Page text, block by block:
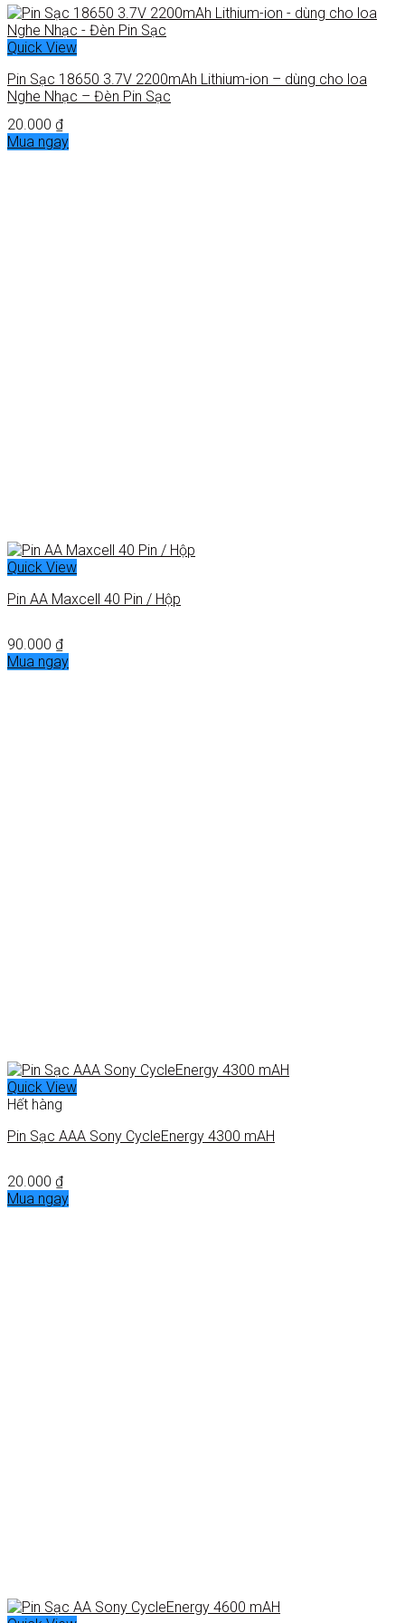
Quick View
Pin Sạc 18650 3.7V 2200mAh Lithium-ion – dùng cho loa
Nghe Nhạc – Đèn Pin Sạc
20.000 ₫
Mua ngay
Quick View
Pin AA Maxcell 40 Pin / Hộp
90.000 ₫
Mua ngay
Quick View
Hết hàng
Pin Sạc AAA Sony CycleEnergy 4300 mAH
20.000 ₫
Mua ngay